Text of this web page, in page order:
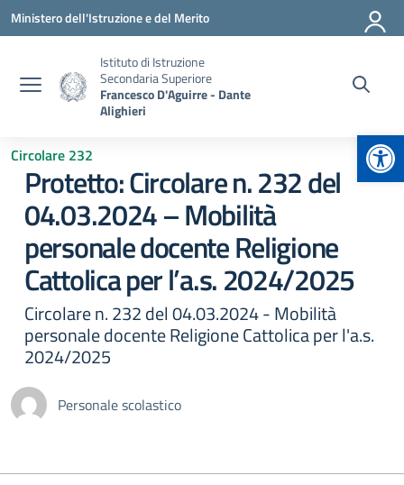
Vai ai contenuti
Vai al menu di navigazione
Vai al footer
Ministero dell'Istruzione e del Merito
Istituto di Istruzione
Secondaria Superiore
Francesco D'Aguirre - Dante
Alighieri
Circolare 232
Protetto: Circolare n. 232 del
04.03.2024 – Mobilità
personale docente Religione
Cattolica per l’a.s. 2024/2025
Circolare n. 232 del 04.03.2024 - Mobilità
personale docente Religione Cattolica per l'a.s.
2024/2025
Personale scolastico